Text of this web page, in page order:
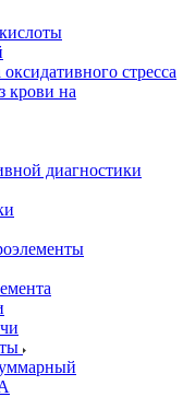
стресса
крови на
диагностики